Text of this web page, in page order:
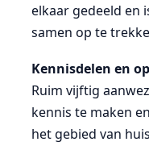
elkaar gedeeld en
samen op te
Kennisdelen en
Ruim vijftig
kennis te maken
het gebied van